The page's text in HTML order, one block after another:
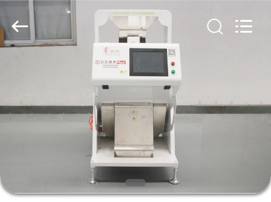
ПРОДУКТЫ
ПУТЕШЕСТВИЕ
Optoelectronic
tech
Co.,Ltd.
All
Rights